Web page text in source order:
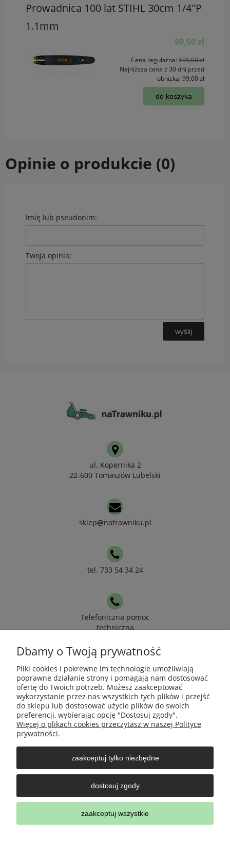
Prowadnica 100 lat STIHL 30cm 1/4"P
1.1mm
99,00 zł
Cena regularna: 109,00 zł
Najniższa cena z 30 dni przed
obniżką: 99,00 zł
do koszyka
Opinie o produkcie (0)
Imię lub pseudonim:
Twoja opinia:
wyślij
ul. Kopernika 2
22-600 Tomaszów Lubelski
sklep@natrawniku.pl
tel. 733 54 34 24
Telefoniczna pomoc
techniczna
Pomoc
Moje konto
Płatności i dostawa
Informacje
O nas
Dbamy o Twoją prywatność
Pliki cookies i pokrewne im technologie umożliwiają
poprawne działanie strony i pomagają nam dostosować
ofertę do Twoich potrzeb. Możesz zaakceptować
wykorzystanie przez nas wszystkich tych plików i przejść
do sklepu lub dostosować użycie plików do swoich
preferencji, wybierając opcję "Dostosuj zgody".
Więcej o plikach cookies przeczytasz w naszej Polityce
prywatności.
zaakceptuj tylko niezbędne
dostosuj zgody
zaakceptuj wszystkie